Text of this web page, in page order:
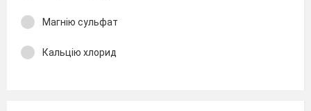
Магнію сульфат
Кальцію хлорид